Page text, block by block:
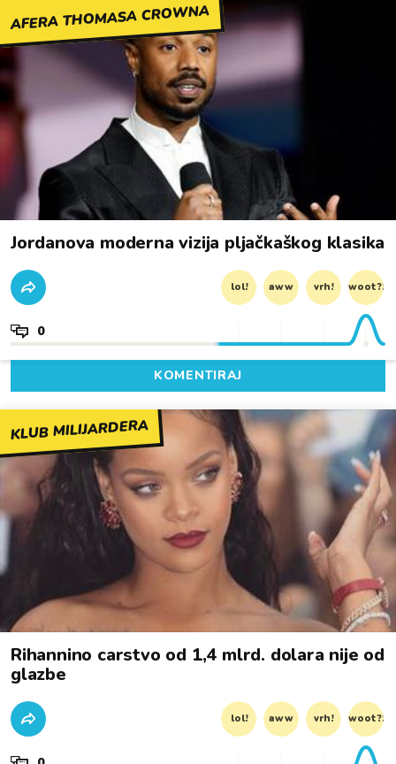
AFERA THOMASA CROWNA
Jordanova moderna vizija pljačkaškog klasika
lol! aww vrh! woot?!
0
KOMENTIRAJ
KLUB MILIJARDERA
Rihannino carstvo od 1,4 mlrd. dolara nije od
glazbe
lol! aww vrh! woot?!